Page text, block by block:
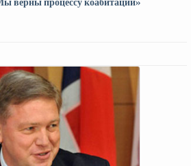
верны процессу коабитации»